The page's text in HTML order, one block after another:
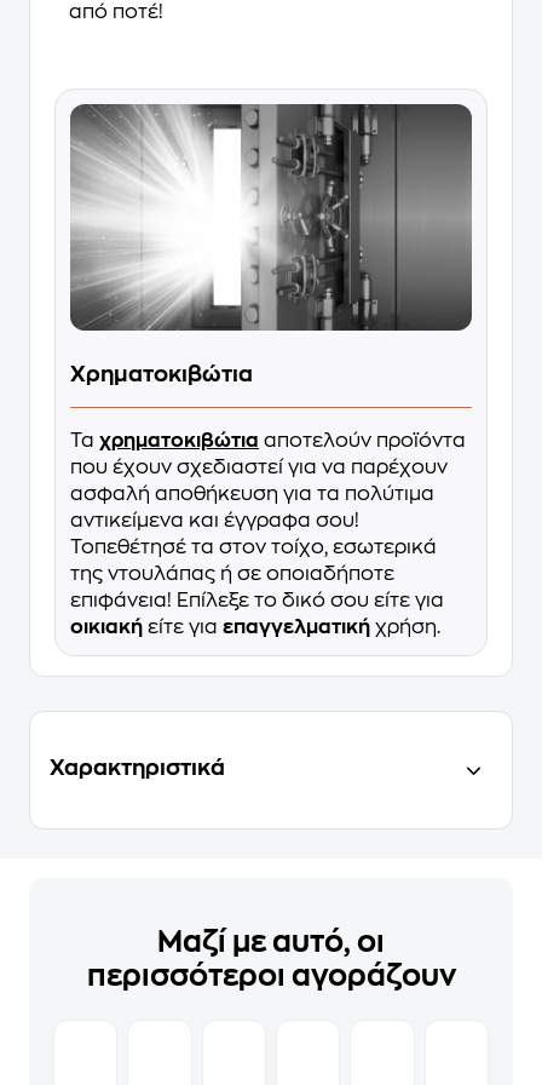
από ποτέ!
Χρηματοκιβώτια
Τα χρηματοκιβώτια αποτελούν προϊόντα
που έχουν σχεδιαστεί για να παρέχουν
ασφαλή αποθήκευση για τα πολύτιμα
αντικείμενα και έγγραφα σου!
Τοπεθέτησέ τα στον τοίχο, εσωτερικά
της ντουλάπας ή σε οποιαδήποτε
επιφάνεια! Επίλεξε το δικό σου είτε για
οικιακή είτε για επαγγελματική χρήση.
Χαρακτηριστικά
Μαζί με αυτό, οι
περισσότεροι αγοράζουν